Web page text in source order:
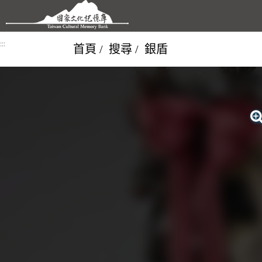
跳到主要內容區塊
::: 首頁 搜尋 銀盾